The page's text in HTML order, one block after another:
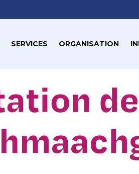
SERVICES ORGANISATION